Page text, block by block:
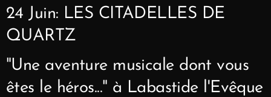
24 Juin: LES CITADELLES DE
QUARTZ
"Une aventure musicale dont vous
êtes le héros..." à Labastide l'Evêque